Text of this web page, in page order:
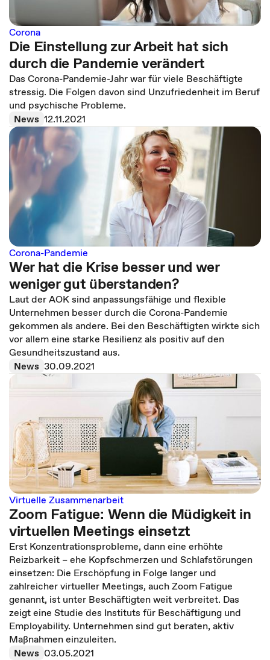
Corona
Die Einstellung zur Arbeit hat sich
durch die Pandemie verändert
Das Corona-Pandemie-Jahr war für viele Beschäftigte
stressig. Die Folgen davon sind Unzufriedenheit im Beruf
und psychische Probleme.
News 12.11.2021
Corona-Pandemie
Wer hat die Krise besser und wer
weniger gut überstanden?
Laut der AOK sind anpassungsfähige und flexible
Unternehmen besser durch die Corona-Pandemie
gekommen als andere. Bei den Beschäftigten wirkte sich
vor allem eine starke Resilienz als positiv auf den
Gesundheitszustand aus.
News 30.09.2021
Virtuelle Zusammenarbeit
Zoom Fatigue: Wenn die Müdigkeit in
virtuellen Meetings einsetzt
Erst Konzentrationsprobleme, dann eine erhöhte
Reizbarkeit – ehe Kopfschmerzen und Schlafstörungen
einsetzen: Die Erschöpfung in Folge langer und
zahlreicher virtueller Meetings, auch Zoom Fatigue
genannt, ist unter Beschäftigten weit verbreitet. Das
zeigt eine Studie des Instituts für Beschäftigung und
Employability. Unternehmen sind gut beraten, aktiv
Maßnahmen einzuleiten.
News 03.05.2021